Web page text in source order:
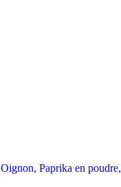
Oignon, Paprika en poudre,